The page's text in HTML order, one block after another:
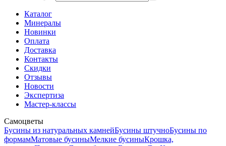
Каталог
Минералы
Новинки
Оплата
Доставка
Контакты
Скидки
Отзывы
Новости
Экспертиза
Мастер-классы
Самоцветы
Бусины из натуральных камнейБусины штучноБусины по
формамМатовые бусиныМелкие бусиныКрошка,